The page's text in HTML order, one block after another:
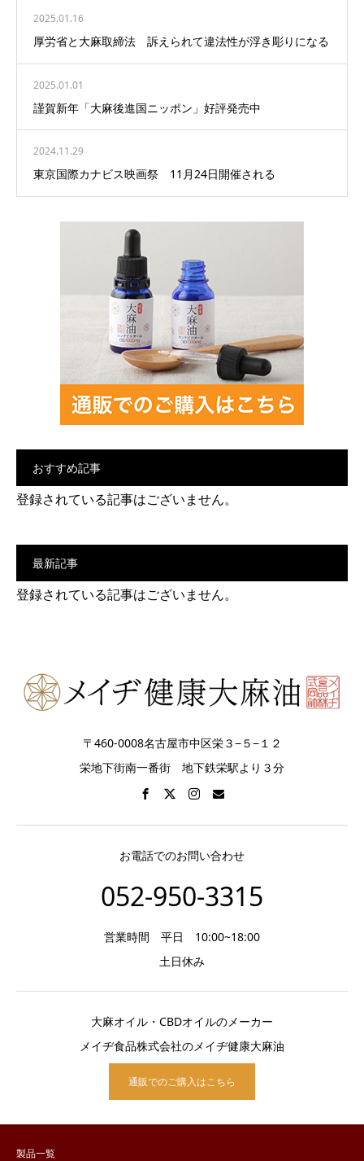
2025.01.16
厚労省と大麻取締法 訴えられて違法性が浮き彫りになる
2025.01.01
謹賀新年「大麻後進国ニッポン」好評発売中
2024.11.29
東京国際カナビス映画祭 11月24日開催される
おすすめ記事
登録されている記事はございません。
最新記事
登録されている記事はございません。
〒460-0008名古屋市中区栄３−５−１２
栄地下街南一番街 地下鉄栄駅より３分
お電話でのお問い合わせ
052-950-3315
営業時間 平日 10:00~18:00
土日休み
大麻オイル・CBDオイルのメーカー
メイヂ食品株式会社のメイヂ健康大麻油
通販でのご購入はこちら
製品一覧